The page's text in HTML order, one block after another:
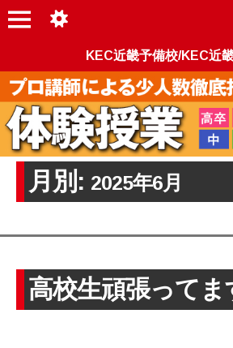
KEC近畿予備校/KEC近
月別: 2025年6月
高校生頑張ってま